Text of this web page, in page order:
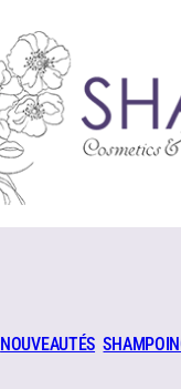
NOUVEAUTÉS